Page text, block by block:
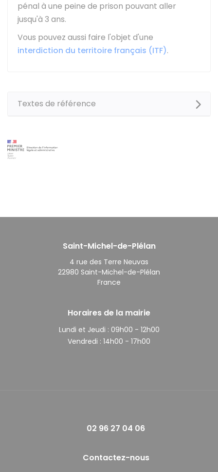
pénal à une peine de prison pouvant aller
jusqu'à 3 ans.
Vous pouvez aussi faire l'objet d'une
interdiction du territoire français (ITF).
Textes de référence
Saint-Michel-de-Plélan
4 rue des Terre Neuvas
22980 Saint-Michel-de-Plélan
France
Horaires de la mairie
Lundi et Jeudi : 09h00 - 12h00
Vendredi : 14h00 - 17h00
02 96 27 04 06
Contactez-nous